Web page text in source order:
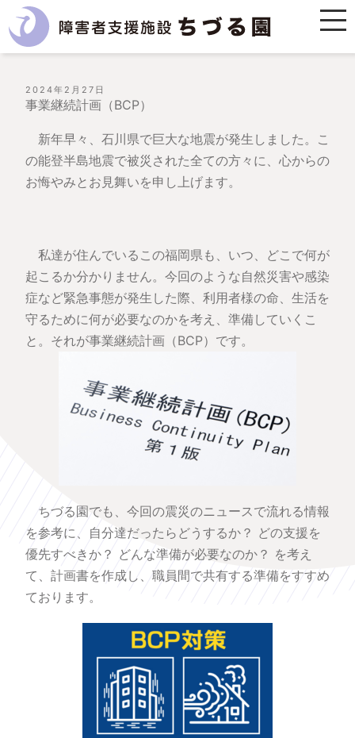
投
稿
日:
2024年2月27日
事業継続計画（BCP）
新年早々、石川県で巨大な地震が発生しました。こ
の能登半島地震で被災された全ての方々に、心からの
お悔やみとお見舞いを申し上げます。
私達が住んでいるこの福岡県も、いつ、どこで何が
起こるか分かりません。今回のような自然災害や感染
症など緊急事態が発生した際、利用者様の命、生活を
守るために何が必要なのかを考え、準備していくこ
と。それが事業継続計画（BCP）です。
ちづる園でも、今回の震災のニュースで流れる情報
を参考に、 自分達だったらどうするか？ どの支援を
優先すべきか？ どんな準備が必要なのか？ を考え
て、計画書を作成し、職員間で共有する準備をすすめ
ております。